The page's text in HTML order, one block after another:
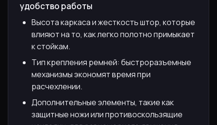
удобство работы
Высота каркаса и жесткость штор, которые
влияют на то, как легко полотно примыкает
к стойкам.
Тип крепления ремней: быстроразъемные
механизмы экономят время при
расчехлении.
Дополнительные элементы, такие как
защитные ножи или противоскользящие